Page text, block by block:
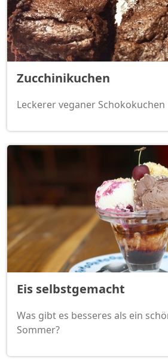
Zucchinikuchen
Leckerer veganer Schokokuchen
Eis selbstgemacht
Was gibt es besseres als ein
Sommer?